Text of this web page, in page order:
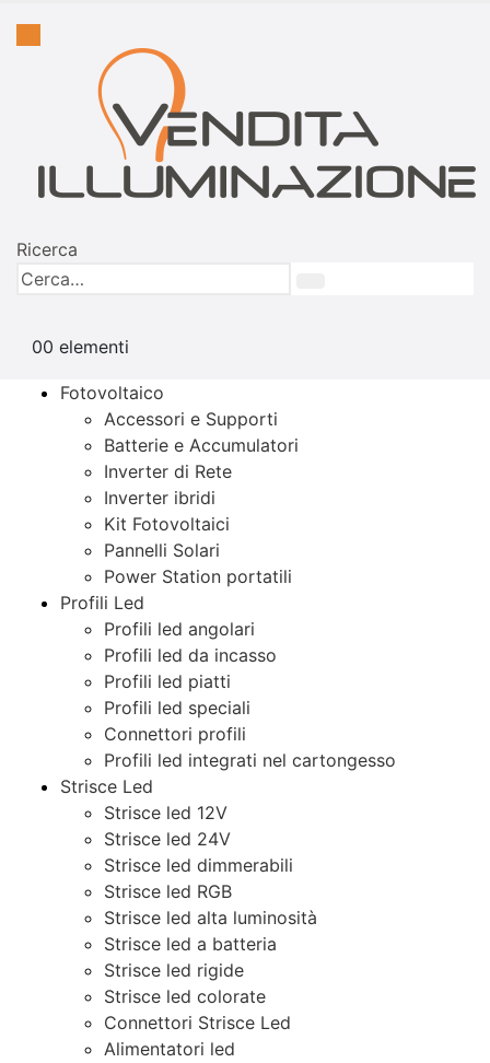
Ricerca
00 elementi
Fotovoltaico
Accessori e Supporti
Batterie e Accumulatori
Inverter di Rete
Inverter ibridi
Kit Fotovoltaici
Pannelli Solari
Power Station portatili
Profili Led
Profili led angolari
Profili led da incasso
Profili led piatti
Profili led speciali
Connettori profili
Profili led integrati nel cartongesso
Strisce Led
Strisce led 12V
Strisce led 24V
Strisce led dimmerabili
Strisce led RGB
Strisce led alta luminosità
Strisce led a batteria
Strisce led rigide
Strisce led colorate
Connettori Strisce Led
Alimentatori led